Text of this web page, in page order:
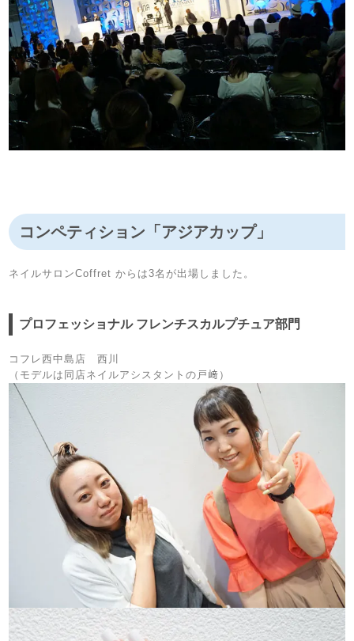
コンペティション「アジアカップ」
ネイルサロンCoffret からは3名が出場しました。
プロフェッショナル フレンチスカルプチュア部門
コフレ西中島店 西川
（モデルは同店ネイルアシスタントの戸﨑）